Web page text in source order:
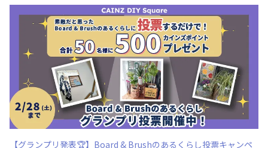
【グランプリ発表🏆】Board & Brushのあるくらし投票キャンペ